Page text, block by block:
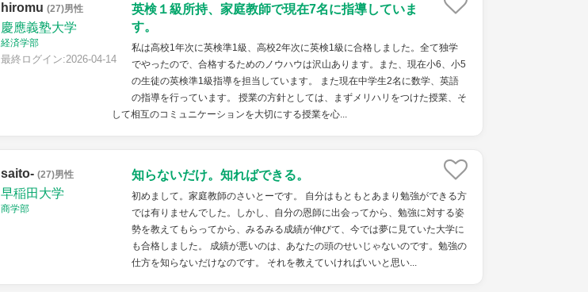
hiromu (27)男性
慶應義塾大学
経済学部
最終ログイン:2026-04-14
英検１級所持、家庭教師で現在7名に指導していま
す。
私は高校1年次に英検準1級、高校2年次に英検1級に合格しました。全て独学
でやったので、合格するためのノウハウは沢山あります。また、現在小6、小5
の生徒の英検準1級指導を担当しています。 また現在中学生2名に数学、英語
の指導を行っています。 授業の方針としては、まずメリハリをつけた授業、そ
して相互のコミュニケーションを大切にする授業を心...
saito- (27)男性
早稲田大学
商学部
知らないだけ。知ればできる。
初めまして。家庭教師のさいとーです。 自分はもともとあまり勉強ができる方
では有りませんでした。しかし、自分の恩師に出会ってから、勉強に対する姿
勢を教えてもらってから、みるみる成績が伸びて、今では夢に見ていた大学に
も合格しました。 成績が悪いのは、あなたの頭のせいじゃないのです。勉強の
仕方を知らないだけなのです。 それを教えていければいいと思い...